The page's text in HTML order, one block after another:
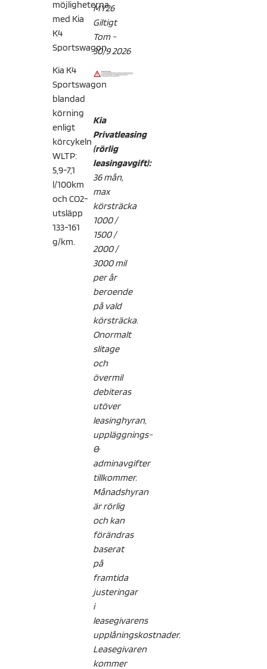
möjligheterna
med Kia
K4
Sportswagon.
Kia K4
Sportswagon
blandad
körning
enligt
körcykeln
WLTP:
5,9-7,1
l/100km
och CO2-
utsläpp
133-161
g/km.
MY26
Giltigt
Tom -
30/9 2026
Kia
Privatleasing
(rörlig
leasingavgift):
36 mån,
max
körsträcka
1000 /
1500 /
2000 /
3000 mil
per år
beroende
på vald
körsträcka.
Onormalt
slitage
och
övermil
debiteras
utöver
leasinghyran,
uppläggnings-
&
adminavgifter
tillkommer.
Månadshyran
är rörlig
och kan
förändras
baserat
på
framtida
justeringar
i
leasegivarens
upplåningskostnader.
Leasegivaren
kommer